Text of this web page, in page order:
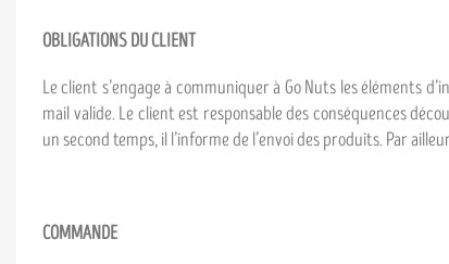
OBLIGATIONS DU CLIENT
Le client s’engage à communiquer à Go Nuts les éléments
mail valide. Le client est responsable des conséquences
un second temps, il l’informe de l’envoi des produits. Par
COMMANDE